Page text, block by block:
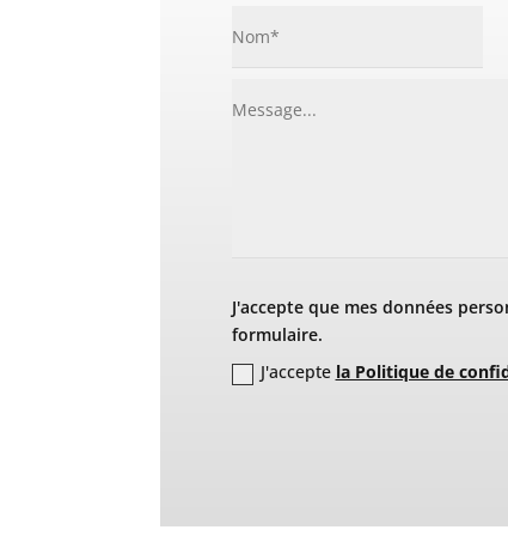
J'accepte que mes données
formulaire.
J'accepte la Politique de